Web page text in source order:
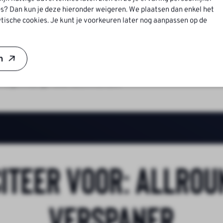
en flexibele secundaire voorwaarden,
of CAM).
een meedenkende werkgever.
teamactiviteiten.
voor:
Dan kun je deze hieronder weigeren. We plaatsen dan enkel het
cookies. Je kunt je voorkeuren later nog aanpassen op de